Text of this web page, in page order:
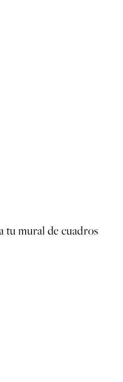
tu mural de cuadros